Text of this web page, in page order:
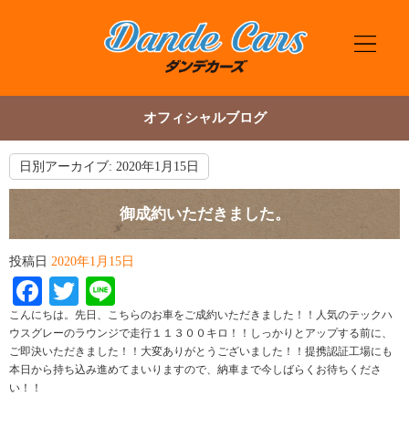
オフィシャルブログ
日別アーカイブ: 2020年1月15日
御成約いただきました。
投稿日 2020年1月15日
Facebook
Twitter
こんにちは。先日、こちらのお車をご成約いただきました！！人気のテックハ
ウスグレーのラウンジで走行１１３００キロ！！しっかりとアップする前に、
ご即決いただきました！！大変ありがとうございました！！提携認証工場にも
本日から持ち込み進めてまいりますので、納車まで今しばらくお待ちくださ
い！！